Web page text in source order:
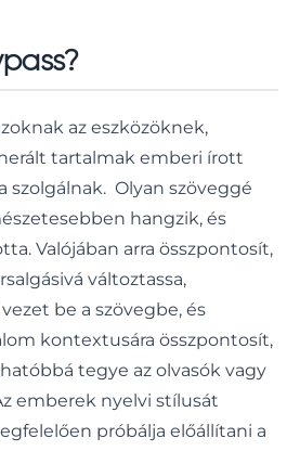
az eszközöknek,
tartalmak emberi írott
szolgálnak. Olyan szöveggé
hangzik, és
Valójában arra összpontosít,
változtassa,
be a szövegbe, és
kontextusára összpontosít,
tegye az olvasók vagy
emberek nyelvi stílusát
próbálja előállítani a